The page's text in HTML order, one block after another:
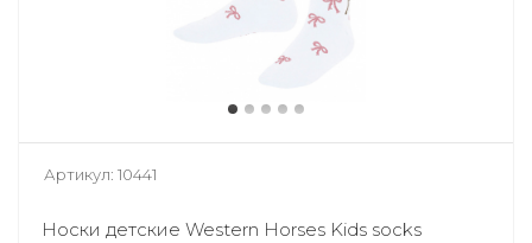
Артикул: 10441
Носки детские Western Horses Kids socks